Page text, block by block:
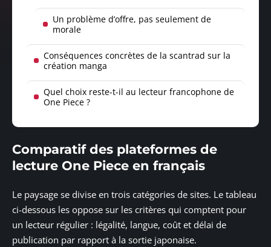
Un problème d’offre, pas seulement de
morale
Conséquences concrètes de la scantrad sur la
création manga
Quel choix reste-t-il au lecteur francophone de
One Piece ?
Comparatif des plateformes de
lecture One Piece en français
Le paysage se divise en trois catégories de sites. Le tableau
ci-dessous les oppose sur les critères qui comptent pour
un lecteur régulier : légalité, langue, coût et délai de
publication par rapport à la sortie japonaise.